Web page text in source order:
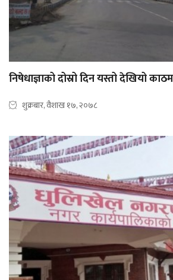
निषेधाज्ञाको दोस्रो दिन यस्तो देखियो
शुक्रबार, वैशाख १७, २०७८